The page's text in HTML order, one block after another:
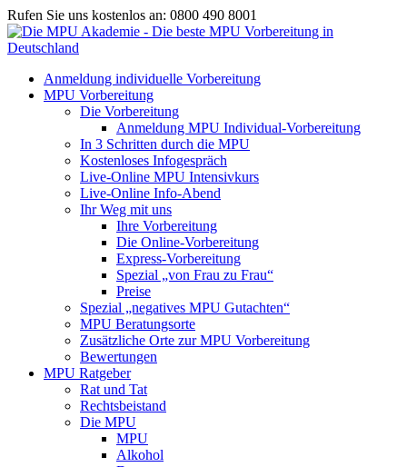
Rufen Sie uns kostenlos an: 0800 490 8001
Anmeldung individuelle Vorbereitung
MPU Vorbereitung
Die Vorbereitung
Anmeldung MPU Individual-Vorbereitung
In 3 Schritten durch die MPU
Kostenloses Infogespräch
Live-Online MPU Intensivkurs
Live-Online Info-Abend
Ihr Weg mit uns
Ihre Vorbereitung
Die Online-Vorbereitung
Express-Vorbereitung
Spezial „von Frau zu Frau“
Preise
Spezial „negatives MPU Gutachten“
MPU Beratungsorte
Zusätzliche Orte zur MPU Vorbereitung
Bewertungen
MPU Ratgeber
Rat und Tat
Rechtsbeistand
Die MPU
MPU
Alkohol